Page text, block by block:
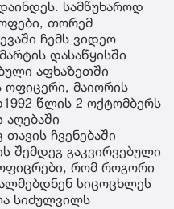
სამწუხაროდ
თორემ
ჩემს ვიდეო
დასაწყისში
აფხაზეთში
ოფიცერი, მაიორის
წლის 2 ოქტომბერს
აღებაში
ჩვენებაში
შემდეგ გაკვირვებული
რომ როგორი
სიცოცხლეს
სიძულვილს